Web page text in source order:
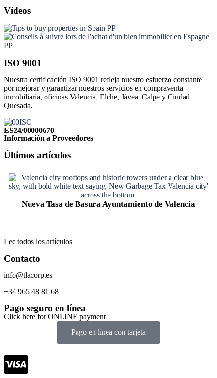
Vídeos
ISO 9001
Nuestra certificación ISO 9001 refleja nuestro esfuerzo constante
por mejorar y garantizar nuestros servicios en compraventa
inmobiliaria, oficinas Valencia, Elche, Jávea, Calpe y Ciudad
Quesada.
ES24/00000670
Información a Proveedores
Últimos artículos
Nueva Tasa de Basura Ayuntamiento de Valencia
Lee todos los artículos
Contacto
info@tlacorp.es
+34 965 48 81 68
Pago seguro en línea
Click here for ONLINE payment
Pago en línea con tarjeta